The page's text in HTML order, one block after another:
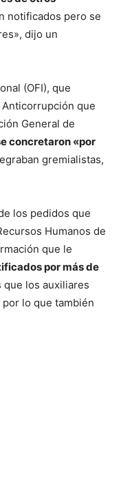
notificados pero se
dijo un
(OFI), que
que
General de
concretaron «por
gremialistas,
los pedidos que
Humanos de
que le
por más de
que los auxiliares
lo que también